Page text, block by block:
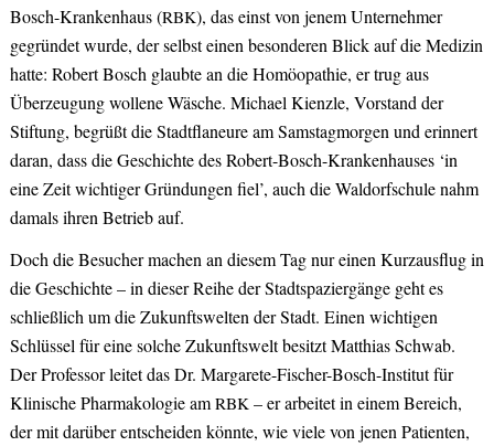
Bosch-Krankenhaus (RBK), das einst von jenem Unternehmer
gegründet wurde, der selbst einen besonderen Blick auf die Medizin
hatte: Robert Bosch glaubte an die Homöopathie, er trug aus
Überzeugung wollene Wäsche. Michael Kienzle, Vorstand der
Stiftung, begrüßt die Stadtflaneure am Samstagmorgen und erinnert
daran, dass die Geschichte des Robert-Bosch-Krankenhauses ‘in
eine Zeit wichtiger Gründungen fiel’, auch die Waldorfschule nahm
damals ihren Betrieb auf.
Doch die Besucher machen an diesem Tag nur einen Kurzausflug in
die Geschichte – in dieser Reihe der Stadtspaziergänge geht es
schließlich um die Zukunftswelten der Stadt. Einen wichtigen
Schlüssel für eine solche Zukunftswelt besitzt Matthias Schwab.
Der Professor leitet das Dr. Margarete-Fischer-Bosch-Institut für
Klinische Pharmakologie am RBK – er arbeitet in einem Bereich,
der mit darüber entscheiden könnte, wie viele von jenen Patienten,